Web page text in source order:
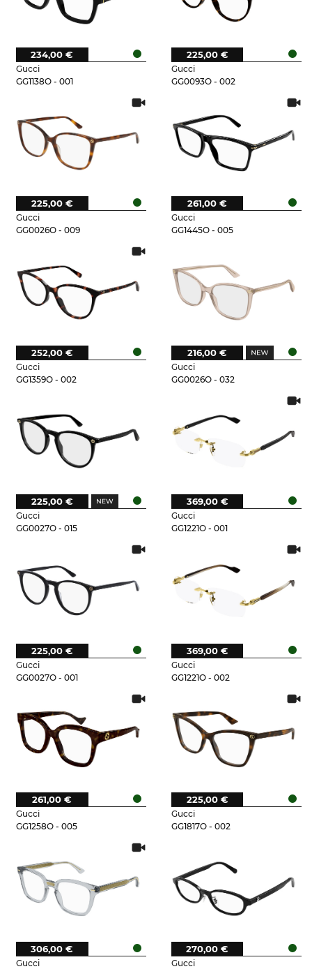
Gucci
GG1138O - 001
234,00 €
Gucci
GG0093O - 002
225,00 €
Gucci
GG0026O - 009
225,00 €
Gucci
GG1445O - 005
261,00 €
Gucci
GG1359O - 002
252,00 €
Gucci
GG0026O - 032
216,00 €
Gucci
GG0027O - 015
225,00 €
Gucci
GG1221O - 001
369,00 €
Gucci
GG0027O - 001
225,00 €
Gucci
GG1221O - 002
369,00 €
Gucci
GG1258O - 005
261,00 €
Gucci
GG1817O - 002
225,00 €
Gucci
306,00 €
Gucci
270,00 €